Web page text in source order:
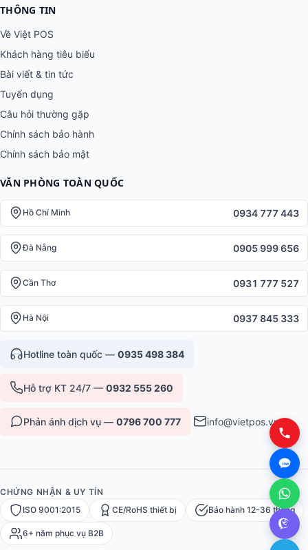
THÔNG TIN
Về Việt POS
Khách hàng tiêu biểu
Bài viết & tin tức
Tuyển dụng
Câu hỏi thường gặp
Chính sách bảo hành
Chính sách bảo mật
VĂN PHÒNG TOÀN QUỐC
Hồ Chí Minh 0934 777 443
Đà Nẵng 0905 999 656
Cần Thơ 0931 777 527
Hà Nội 0937 845 333
Hotline toàn quốc — 0935 498 384
Hỗ trợ KT 24/7 — 0932 555 260
Phản ánh dịch vụ — 0796 700 777 info@vietpos.vn
CHỨNG NHẬN & UY TÍN
ISO 9001:2015
CE/RoHS thiết bị Bảo hành 12-36 tháng
6+ năm phục vụ B2B